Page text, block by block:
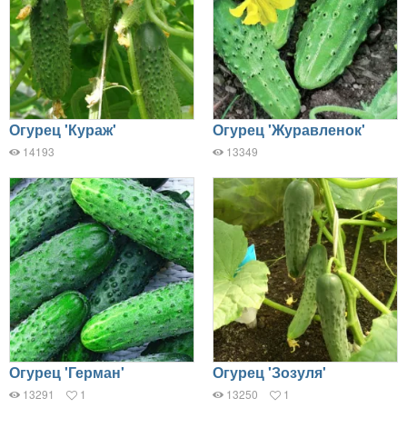
Огурец 'Кураж'
14193
Огурец 'Журавленок'
13349
Огурец 'Герман'
13291 1
Огурец 'Зозуля'
13250 1